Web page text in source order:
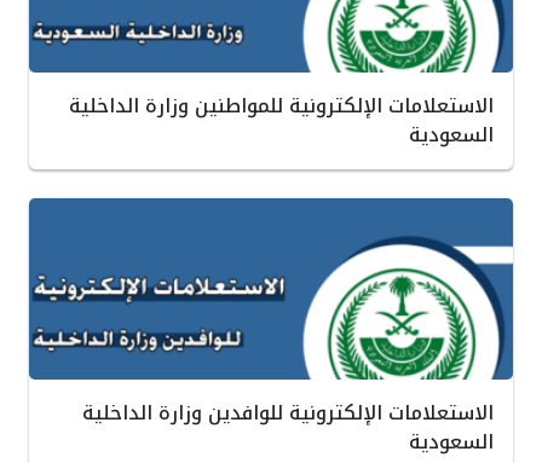
الاستعلامات الإلكترونية للمواطنين وزارة الداخلية
السعودية
الاستعلامات الإلكترونية للوافدين وزارة الداخلية
السعودية